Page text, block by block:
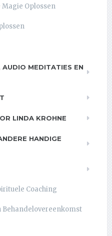
Oplossen
AUDIO MEDITATIES EN
LINDA KROHNE
HANDIGE
Coaching
Behandelovereenkomst